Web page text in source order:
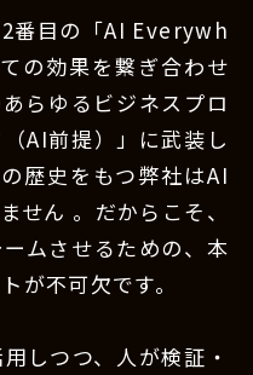
番目の「AI Everywh
の効果を繋ぎ合わせ
らゆるビジネスプロ
AI前提）」に武装し
歴史をもつ弊社はAI
せん 。だからこそ、
ムさせるための、本
が不可欠です。
しつつ、人が検証・